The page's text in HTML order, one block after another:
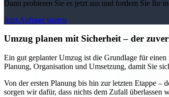
Dann probieren Sie es jetzt aus und fordern Sie Ihr
Jetzt Anfrage starten
Umzug planen mit Sicherheit – der
Ein gut geplanter Umzug ist die Grundlage für
Planung, Organisation und Umsetzung, damit Sie
Von der ersten Planung bis hin zur letzten Etappe –
sorgen wir dafür, dass nichts dem Zufall